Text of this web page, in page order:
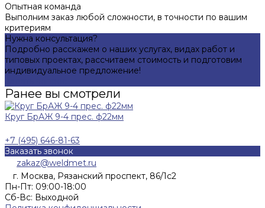
Опытная команда
Выполним заказ любой сложности, в точности по вашим
критериям
Нужна консультация?
Подробно расскажем о наших услугах, видах работ и
типовых проектах, рассчитаем стоимость и подготовим
индивидуальное предложение!
Ранее вы смотрели
Круг БрАЖ 9-4 прес. ф22мм
+7 (495) 646-81-63
Заказать звонок
zakaz@weldmet.ru
г. Москва, Рязанский проспект, 86/1с2
Пн-Пт: 09:00-18:00
Cб-Вс: Выходной